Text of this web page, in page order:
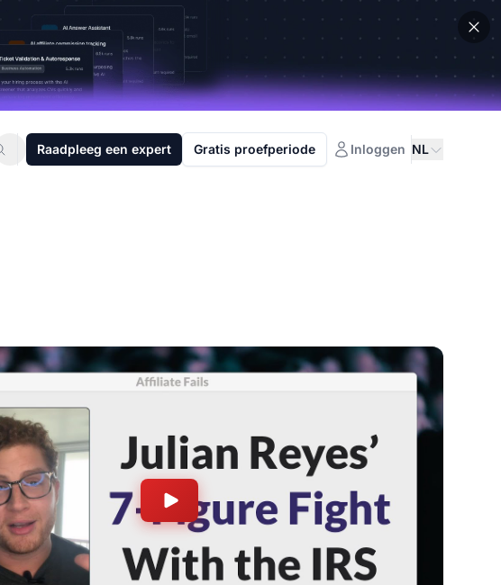
Raadpleeg een expert Gratis proefperiode Inloggen NL